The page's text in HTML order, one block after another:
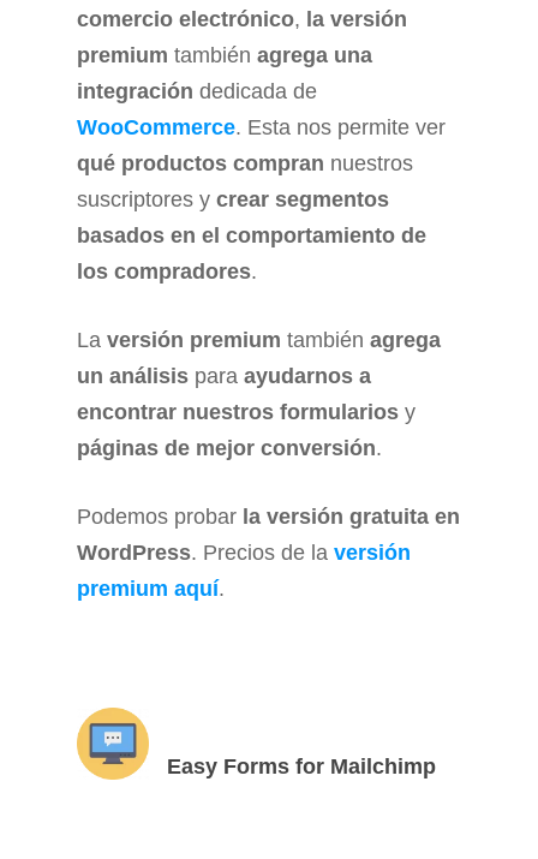
comercio electrónico, la versión
premium también agrega una
integración dedicada de
WooCommerce. Esta nos permite ver
qué productos compran nuestros
suscriptores y crear segmentos
basados ​​en el comportamiento de
los compradores.
La versión premium también agrega
un análisis para ayudarnos a
encontrar nuestros formularios y
páginas de mejor conversión.
Podemos probar la versión gratuita en
WordPress. Precios de la versión
premium aquí.
Easy Forms for Mailchimp